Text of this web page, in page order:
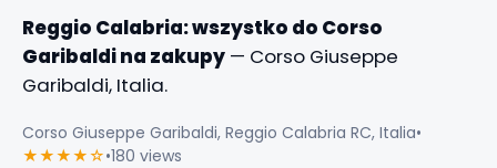
Reggio Calabria: wszystko do Corso
Garibaldi na zakupy — Corso Giuseppe
Garibaldi, Italia.
Corso Giuseppe Garibaldi, Reggio Calabria RC, Italia•
★★★★☆•180 views